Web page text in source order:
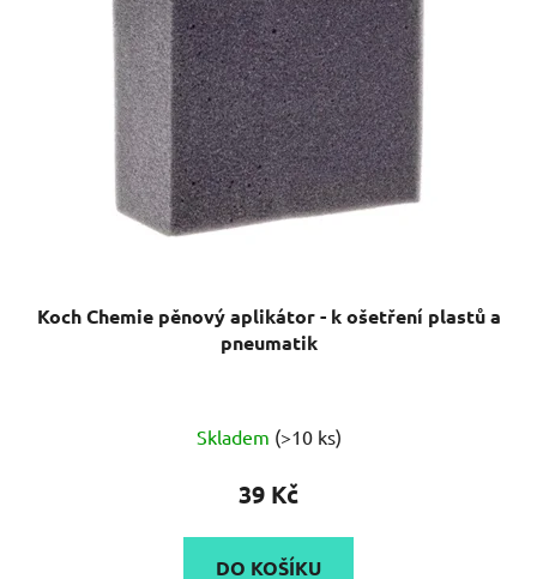
Koch Chemie pěnový aplikátor - k ošetření plastů a
pneumatik
hodnocení
produktu
5,0
Skladem (>10 ks)
39 Kč
DO KOŠÍKU